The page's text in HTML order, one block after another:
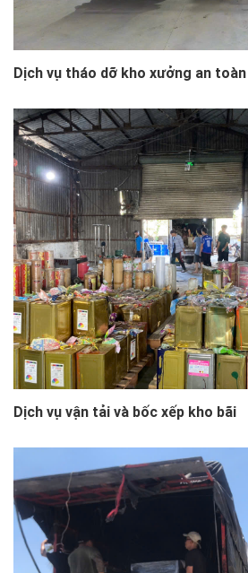
Dịch vụ tháo dỡ kho xưởng an toàn
Dịch vụ vận tải và bốc xếp kho bãi